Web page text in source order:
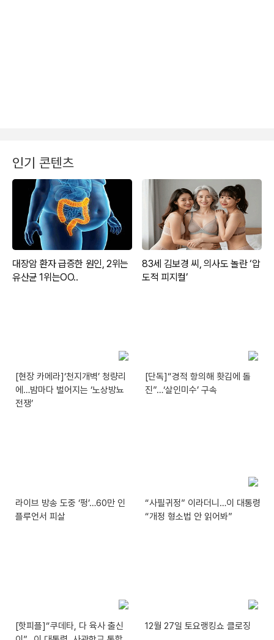
인기 콘텐츠
[현장 카메라]‘천지개벽’ 청량리
에…밤마다 벌어지는 ‘노상방뇨
전쟁’
[단독]“경적 항의해 홧김에 돌
진”…‘살인미수’ 구속
라이브 방송 도중 ‘펑’…60만 인
플루언서 피살
“사필귀정” 이라더니…이 대통령
“개정 형소법 안 읽어봐”
[핫피플]“쿠데타, 다 육사 출신
12월 27일 토요랭킹쇼 클로징